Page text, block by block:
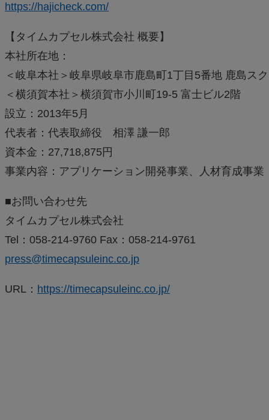
https://hajicheck.com/
【タイムカプセル株式会社 概要】
本社所在地：
＜岐阜本社＞岐阜県岐阜市鹿島町1丁目5番地 鹿島ス
＜横須賀本社＞横須賀市小川町19-5 富士ビル2階
設立：2013年5月
代表者：代表取締役 相澤 謙一郎
資本金：27,718,875円
事業内容：アプリケーション開発事業、人材育成事業
■お問い合わせ先
タイムカプセル株式会社
Tel：058-214-9760 Fax：058-214-9761
press@timecapsuleinc.co.jp
URL： https://timecapsuleinc.co.jp/